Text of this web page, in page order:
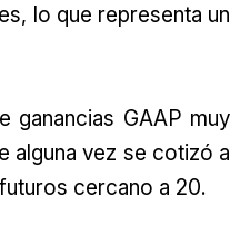
lo que representa un
ganancias GAAP muy
alguna vez se cotizó a
cercano a 20.